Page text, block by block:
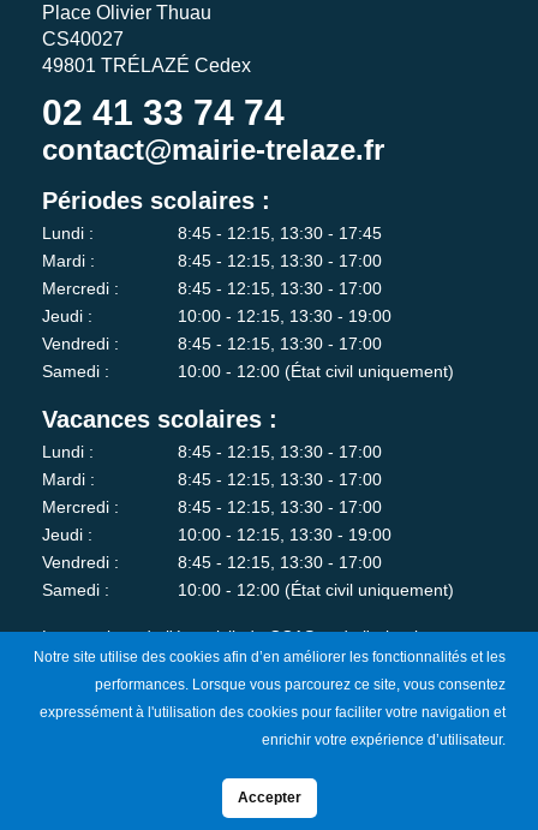
Place Olivier Thuau
CS40027
49801 TRÉLAZÉ Cedex
02 41 33 74 74
contact@mairie-trelaze.fr
Périodes scolaires :
Lundi :
8:45 - 12:15, 13:30 - 17:45
Mardi :
8:45 - 12:15, 13:30 - 17:00
Mercredi :
8:45 - 12:15, 13:30 - 17:00
Jeudi :
10:00 - 12:15, 13:30 - 19:00
Vendredi :
8:45 - 12:15, 13:30 - 17:00
Samedi :
10:00 - 12:00 (État civil uniquement)
Vacances scolaires :
Lundi :
8:45 - 12:15, 13:30 - 17:00
Mardi :
8:45 - 12:15, 13:30 - 17:00
Mercredi :
8:45 - 12:15, 13:30 - 17:00
Jeudi :
10:00 - 12:15, 13:30 - 19:00
Vendredi :
8:45 - 12:15, 13:30 - 17:00
Samedi :
10:00 - 12:00 (État civil uniquement)
Les services de l'état-civil, du CCAS et de l'urbanisme sont
fermés au public le lundi matin.
Je m'abonne à la newsletter
Notre site utilise des cookies afin d’en améliorer les fonctionnalités et les
performances. Lorsque vous parcourez ce site, vous consentez
expressément à l'utilisation des cookies pour faciliter votre navigation et
enrichir votre expérience d’utilisateur.
Accepter